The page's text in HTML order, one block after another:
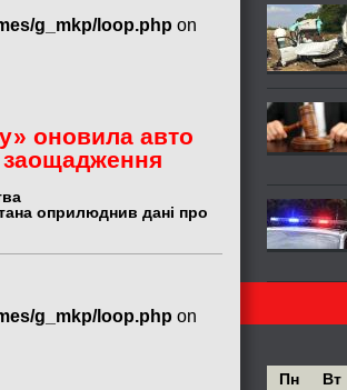
g_mkp/loop.php on
оновила авто
заощадження
оприлюднив дані про
g_mkp/loop.php on
Пн
Вт